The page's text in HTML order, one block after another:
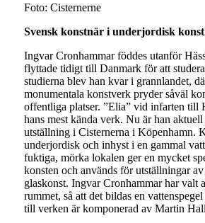
Foto: Cisternerne
Svensk konstnär i underjordisk
Ingvar Cronhammar föddes utanför
flyttade tidigt till Danmark för att
studierna blev han kvar i grannlandet,
monumentala konstverk pryder såväl
offentliga platser. ”Elia” vid infarten till
hans mest kända verk. Nu är han
utställning i Cisternerna i Köpenhamn.
underjordisk och inhyst i en gammal
fuktiga, mörka lokalen ger en mycket
konsten och används för utställningar
glaskonst. Ingvar Cronhammar har valt
rummet, så att det bildas en
till verken är komponerad av Martin